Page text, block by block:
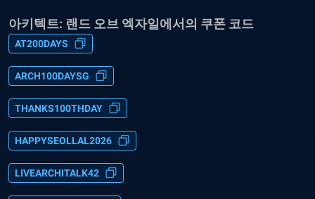
아키텍트: 랜드 오브 엑자일에서의 쿠폰 코드
AT200DAYS
ARCH100DAYSG
THANKS100THDAY
HAPPYSEOLLAL2026
LIVEARCHITALK42